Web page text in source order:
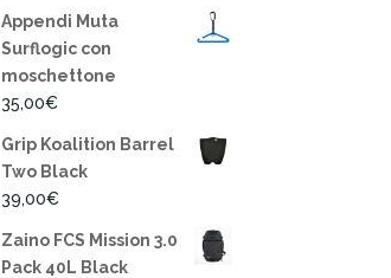
Appendi Muta
Surflogic con
moschettone
35,00€
Grip Koalition Barrel
Two Black
39,00€
Zaino FCS Mission 3.0
Pack 40L Black